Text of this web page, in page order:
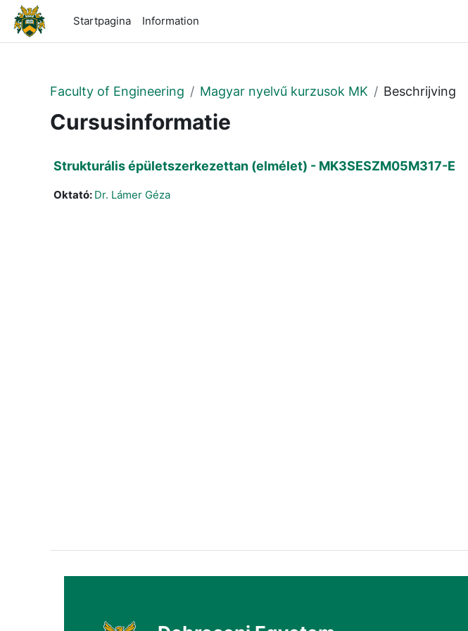
Ga naar hoofdinhoud
Startpagina
Information
Faculty of Engineering Magyar nyelvű kurzusok MK Beschrijving
Cursusinformatie
Strukturális épületszerkezettan (elmélet) - MK3SESZM05M317-E
Oktató: Dr. Lámer Géza